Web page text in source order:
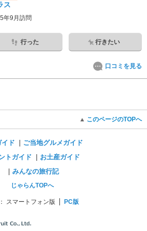
ス
年9月訪問
行った 行きたい
口コミを見る
このページのTOPへ
ド
ご当地グルメガイド
トガイド
お土産ガイド
みんなの旅行記
じゃらんTOPへ
スマートフォン版 PC版